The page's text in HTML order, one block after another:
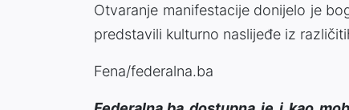
Otvaranje manifestacije donijelo je
predstavili kulturno naslijeđe iz
Fena/federalna.ba